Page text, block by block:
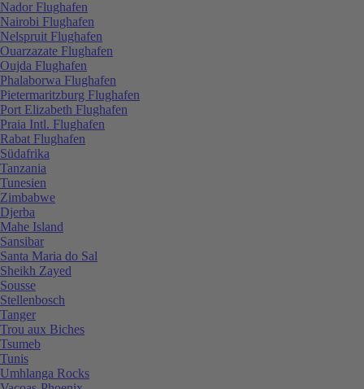
Nador Flughafen
Nairobi Flughafen
Nelspruit Flughafen
Ouarzazate Flughafen
Oujda Flughafen
Phalaborwa Flughafen
Pietermaritzburg Flughafen
Port Elizabeth Flughafen
Praia Intl. Flughafen
Rabat Flughafen
Südafrika
Tanzania
Tunesien
Zimbabwe
Djerba
Mahe Island
Sansibar
Santa Maria do Sal
Sheikh Zayed
Sousse
Stellenbosch
Tanger
Trou aux Biches
Tsumeb
Tunis
Umhlanga Rocks